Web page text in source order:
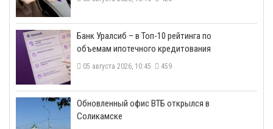
​Банк Уралсиб – в Топ-10 рейтинга по
объемам ипотечного кредитования
05 августа 2026, 10:45 459
​Обновленный офис ВТБ открылся в
Соликамске